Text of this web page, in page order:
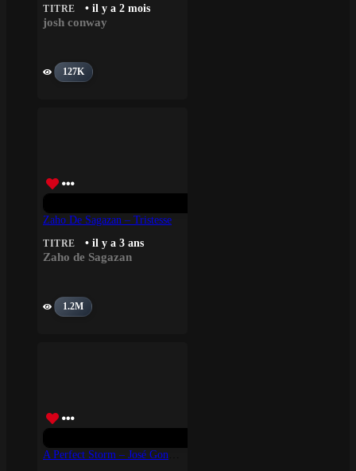
TITRE • il y a 2 mois
josh conway
127K
Zaho De Sagazan – Tristesse
TITRE • il y a 3 ans
Zaho de Sagazan
1.2M